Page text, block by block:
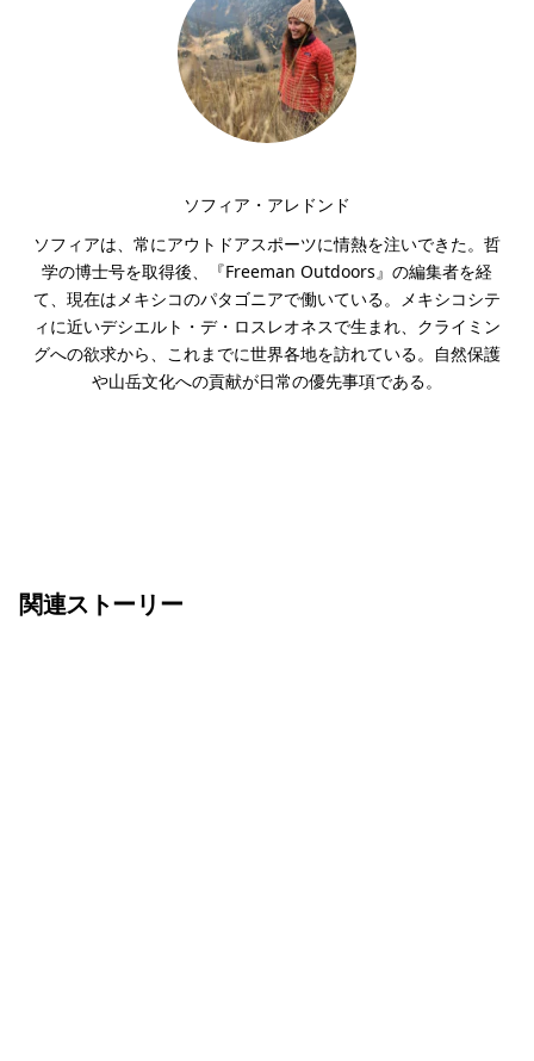
ソフィア・アレドンド
ソフィアは、常にアウトドアスポーツに情熱を注いできた。哲
学の博士号を取得後、『Freeman Outdoors』の編集者を経
て、現在はメキシコのパタゴニアで働いている。メキシコシテ
ィに近いデシエルト・デ・ロスレオネスで生まれ、クライミン
グへの欲求から、これまでに世界各地を訪れている。自然保護
や山岳文化への貢献が日常の優先事項である。
関連ストーリー